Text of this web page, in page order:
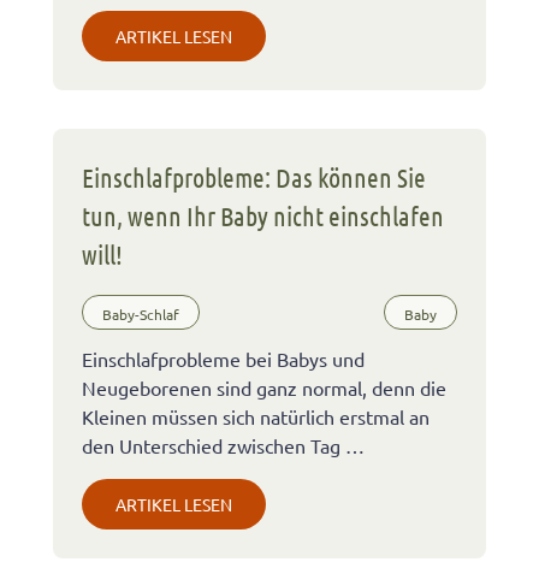
ARTIKEL LESEN
Einschlafprobleme: Das können Sie
tun, wenn Ihr Baby nicht einschlafen
will!
Baby-Schlaf Baby
Einschlafprobleme bei Babys und
Neugeborenen sind ganz normal, denn die
Kleinen müssen sich natürlich erstmal an
den Unterschied zwischen Tag …
ARTIKEL LESEN